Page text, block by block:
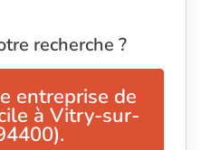
recherche ?
entreprise de
à Vitry-sur-